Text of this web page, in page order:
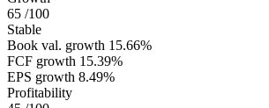
65 /100
Stable
Book val. growth 15.66%
FCF growth 15.39%
EPS growth 8.49%
Profitability